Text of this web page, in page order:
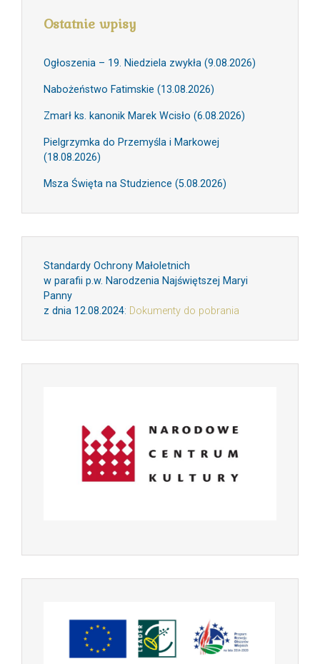
Ostatnie wpisy
Ogłoszenia – 19. Niedziela zwykła (9.08.2026)
Nabożeństwo Fatimskie (13.08.2026)
Zmarł ks. kanonik Marek Wcisło (6.08.2026)
Pielgrzymka do Przemyśla i Markowej
(18.08.2026)
Msza Święta na Studzience (5.08.2026)
Standardy Ochrony Małoletnich
w parafii p.w. Narodzenia Najświętszej Maryi
Panny
z dnia 12.08.2024: Dokumenty do pobrania